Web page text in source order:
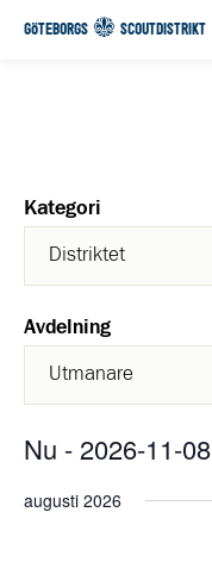
GÖTEBORGS SCOUTDISTRIKT
Kategori
Avdelning
Nu - 2026-11-08
datum.
augusti 2026